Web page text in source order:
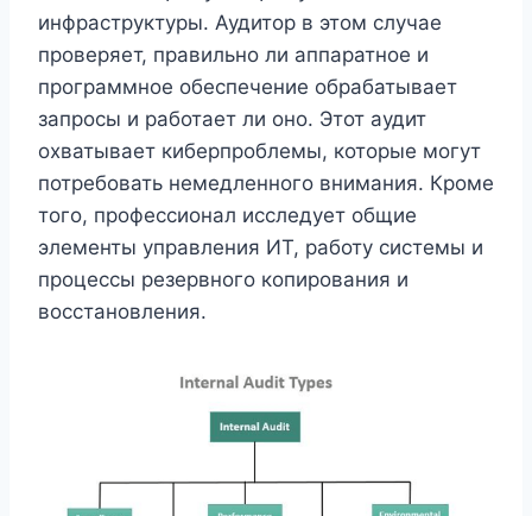
инфраструктуры. Аудитор в этом случае
проверяет, правильно ли аппаратное и
программное обеспечение обрабатывает
запросы и работает ли оно. Этот аудит
охватывает киберпроблемы, которые могут
потребовать немедленного внимания. Кроме
того, профессионал исследует общие
элементы управления ИТ, работу системы и
процессы резервного копирования и
восстановления.